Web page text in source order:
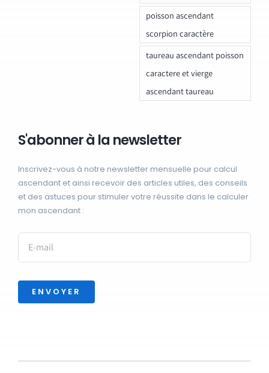
poisson ascendant
scorpion caractère
taureau ascendant poisson
caractere et vierge
ascendant taureau
S'abonner à la newsletter
Inscrivez-vous à notre newsletter mensuelle pour calcul
ascendant et ainsi recevoir des articles utiles, des conseils
et des astuces pour stimuler votre réussite dans le calculer
mon ascendant :
ENVOYER